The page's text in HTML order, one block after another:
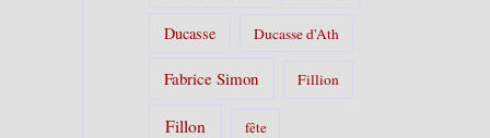
Ducasse Ducasse d'Ath
Fabrice Simon Fillion
Fillon fête